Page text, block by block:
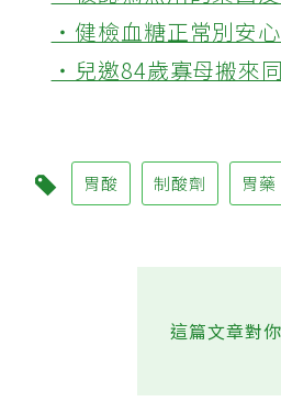
‧被認為無用的東西
‧健檢血糖正常別安
‧兒邀84歲寡母搬來
胃酸 制酸劑 胃藥